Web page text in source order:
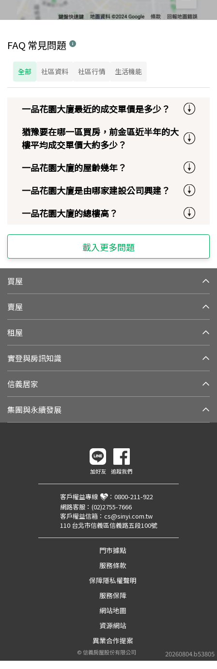
FAQ 常見問題
全部 社區資料 社區行情 生活機能
一品花園大廈最近的成交單價是多少？
猶豫要在哪一區買房，前金區近半年的大
樓平均成交單價大約多少？
一品花園大廈的屋齡幾年？
一品花園大廈是由哪家建設公司興建？
一品花園大廈的總樓高？
載入更多問題
買屋
賣屋
租屋
實登與房訊知識
信義居家
集團與永續發展
20260804.b53805
加好友 追蹤我們
客戶權益專線 ： 0800-211-922
網路客服： (02)2755-7666
客戶權益信箱： cs@sinyi.com.tw
110 台北市信義區信義路五段100號
門市據點
服務條款
保障隱私權聲明
服務保障
網站地圖
資源網站
異業合作提案
©信義房屋股份有限公司